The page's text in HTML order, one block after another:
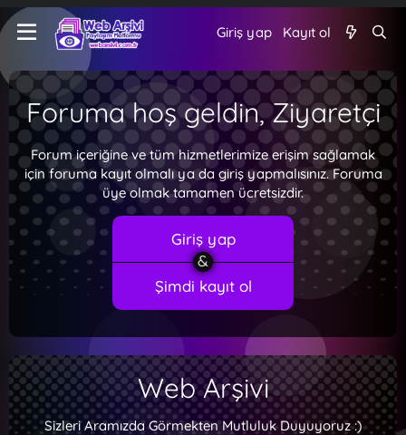
Giriş yap Kayıt ol
Foruma hoş geldin, Ziyaretçi
Forum içeriğine ve tüm hizmetlerimize erişim sağlamak
için foruma kayıt olmalı ya da giriş yapmalısınız. Foruma
üye olmak tamamen ücretsizdir.
Giriş yap
Şimdi kayıt ol
Web Arşivi
Sizleri Aramızda Görmekten Mutluluk Duyuyoruz :)